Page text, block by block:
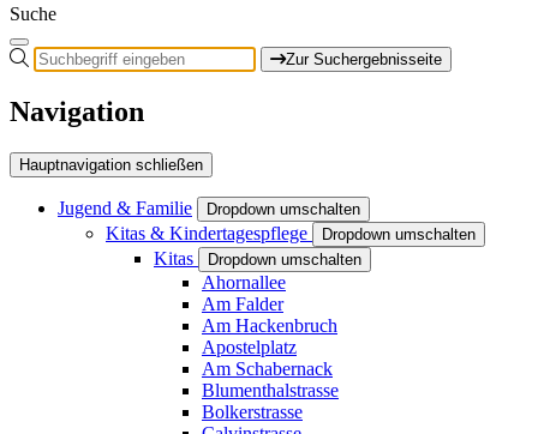
Suche
Zur Suchergebnisseite
Navigation
Hauptnavigation schließen
Jugend & Familie Dropdown umschalten
Kitas & Kindertagespflege Dropdown umschalten
Kitas Dropdown umschalten
Ahornallee
Am Falder
Am Hackenbruch
Apostelplatz
Am Schabernack
Blumenthalstrasse
Bolkerstrasse